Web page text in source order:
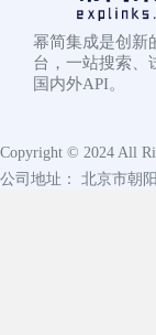
幂简集成是创新
台，一站搜索、
国内外API。
Copyright © 2024 All
公司地址： 北京市朝